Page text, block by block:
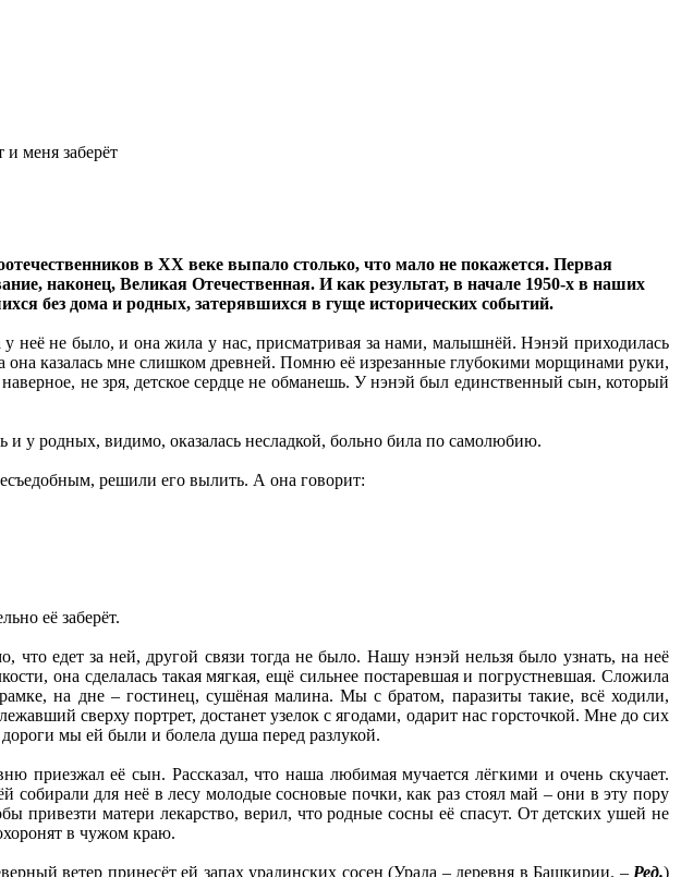
меня заберёт
в XX веке выпало столько, что мало не покажется. Первая
наконец, Великая Отечественная. И как результат, в начале 1950-х в наших
без дома и родных, затерявшихся в гуще исторических событий.
неё не было, и она жила у нас, присматривая за нами, малышнёй. Нэнэй приходилась
она казалась мне слишком древней. Помню её изрезанные глубокими морщинами руки,
не зря, детское сердце не обманешь. У нэнэй был единственный сын, который
у родных, видимо, оказалась несладкой, больно била по самолюбию.
решили его вылить. А она говорит:
её заберёт.
что едет за ней, другой связи тогда не было. Нашу нэнэй нельзя было узнать, на неё
она сделалась такая мягкая, ещё сильнее постаревшая и погрустневшая. Сложила
на дне – гостинец, сушёная малина. Мы с братом, паразиты такие, всё ходили,
сверху портрет, достанет узелок с ягодами, одарит нас горсточкой. Мне до сих
мы ей были и болела душа перед разлукой.
приезжал её сын. Рассказал, что наша любимая мучается лёгкими и очень скучает.
собирали для неё в лесу молодые сосновые почки, как раз стоял май – они в эту пору
привезти матери лекарство, верил, что родные сосны её спасут. От детских ушей не
в чужом краю.
ветер принесёт ей запах урадинских сосен (Урада – деревня в Башкирии. – Ред.)